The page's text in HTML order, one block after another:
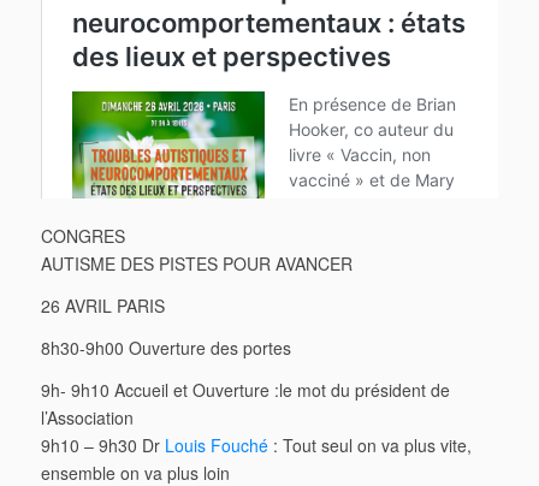
CONGRES
AUTISME DES PISTES POUR AVANCER
26 AVRIL PARIS
8h30-9h00 Ouverture des portes
9h- 9h10 Accueil et Ouverture :le mot du président de
l’Association
9h10 – 9h30 Dr Louis Fouché: Tout seul on va plus vite,
ensemble on va plus loin